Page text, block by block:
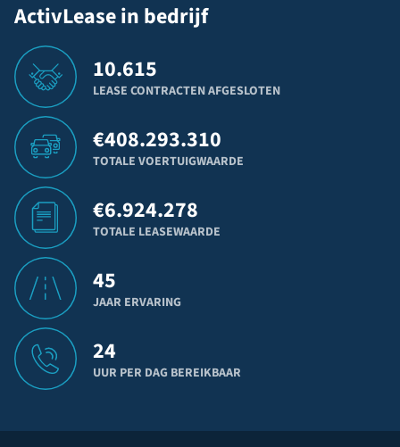
ActivLease in bedrijf
10.615
LEASE CONTRACTEN AFGESLOTEN
€408.293.310
TOTALE VOERTUIGWAARDE
€6.924.278
TOTALE LEASEWAARDE
45
JAAR ERVARING
24
UUR PER DAG BEREIKBAAR